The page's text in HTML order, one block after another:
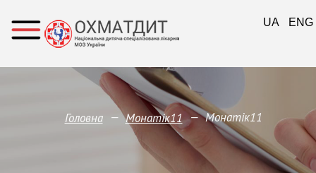
Головна — Монатік11 — Монатік11
UA ENG